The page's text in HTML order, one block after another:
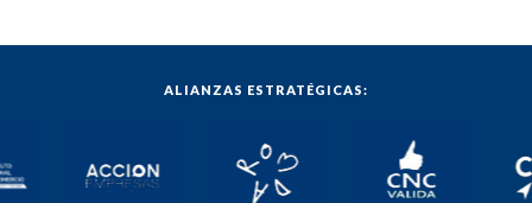
ALIANZAS ESTRATÉGICAS: